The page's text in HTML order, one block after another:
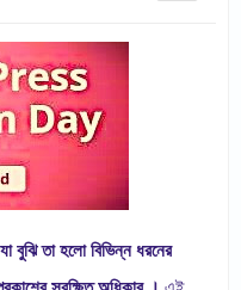
বুঝি তা হলো বিভিন্ন ধরনের